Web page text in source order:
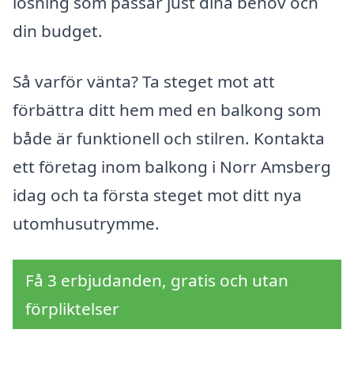
din budget.
Så varför vänta? Ta steget mot att
förbättra ditt hem med en balkong som
både är funktionell och stilren. Kontakta
ett företag inom balkong i Norr Amsberg
idag och ta första steget mot ditt nya
utomhusutrymme.
Få 3 erbjudanden, gratis och utan
förpliktelser